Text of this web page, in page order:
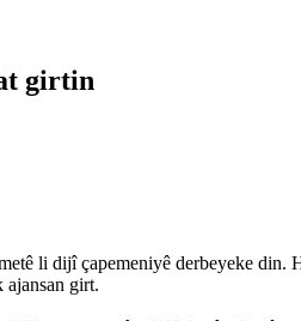
girtin
li dijî çapemeniyê derbeyeke din.
ajansan girt.